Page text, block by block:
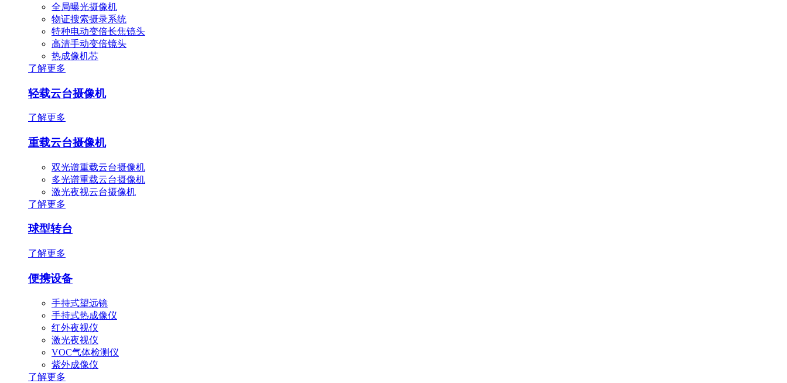
全局曝光摄像机
物证搜索摄录系统
特种电动变倍长焦镜头
高清手动变倍镜头
热成像机芯
了解更多
轻载云台摄像机
了解更多
重载云台摄像机
双光谱重载云台摄像机
多光谱重载云台摄像机
激光夜视云台摄像机
了解更多
球型转台
了解更多
便携设备
手持式望远镜
手持式热成像仪
红外夜视仪
激光夜视仪
VOC气体检测仪
紫外成像仪
了解更多